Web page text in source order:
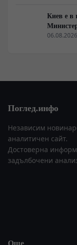
Киев е в
ни
Поглед.инфо
Независим
аналитичен сайт.
Достоверна
задълбочени